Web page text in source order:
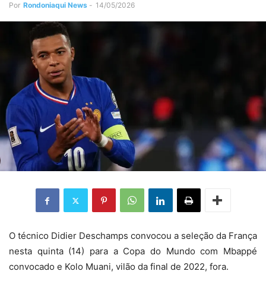
Por Rondoniaqui News - 14/05/2026
O técnico Didier Deschamps convocou a seleção da França
nesta quinta (14) para a Copa do Mundo com Mbappé
convocado e Kolo Muani, vilão da final de 2022, fora.